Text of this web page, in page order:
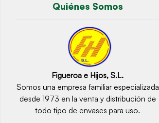
Quiénes Somos
Figueroa e Hijos, S.L.
Somos una empresa familiar especializada
desde 1973 en la venta y distribución de
todo tipo de envases para uso.